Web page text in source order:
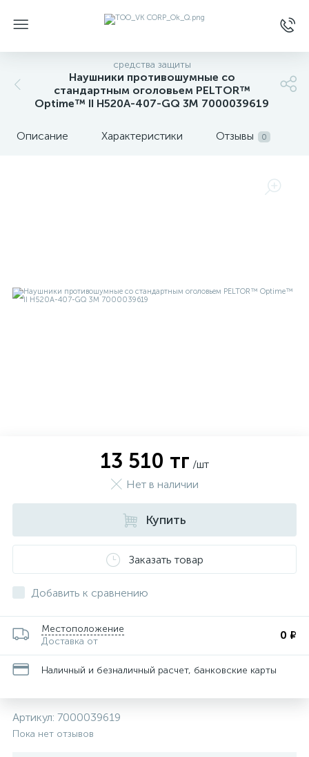
средства защиты
Наушники противошумные со
стандартным оголовьем PELTOR™
Optime™ II H520A-407-GQ 3М 7000039619
Описание Характеристики Отзывы 0
13 510 тг /шт
Нет в наличии
Купить
Заказать товар
Добавить к сравнению
Местоположение
Доставка от
0 ₽
Наличный и безналичный расчет, банковские карты
Артикул: 7000039619
Пока нет отзывов